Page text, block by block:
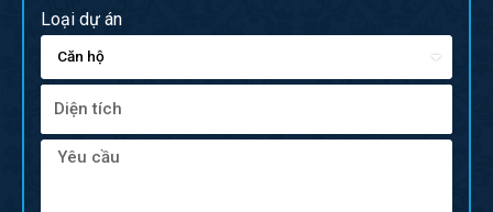
Loại dự án